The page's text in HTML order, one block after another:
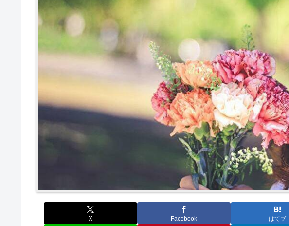
X Facebook はてブ